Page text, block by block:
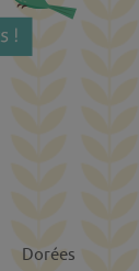
Dorées